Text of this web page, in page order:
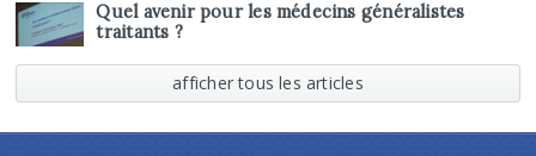
Quel avenir pour les médecins généralistes
traitants ?
afficher tous les articles